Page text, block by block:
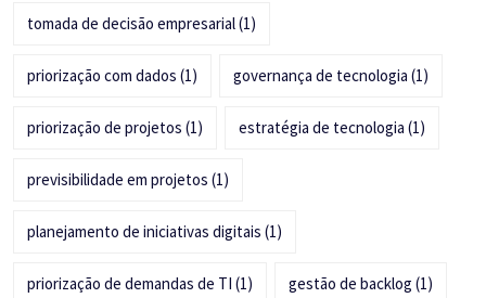
tomada de decisão empresarial(1)
priorização com dados (1) governança de tecnologia (1)
priorização de projetos (1) estratégia de tecnologia (1)
previsibilidade em projetos (1)
planejamento de iniciativas digitais (1)
priorização de demandas de TI (1) gestão de backlog (1)